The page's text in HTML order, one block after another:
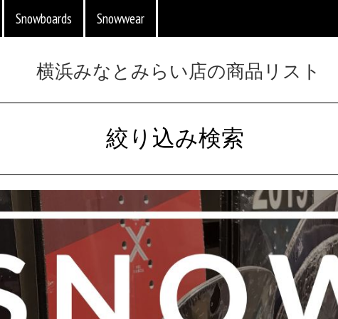
Snowboards Snowwear
横浜みなとみらい店の商品リスト
絞り込み検索